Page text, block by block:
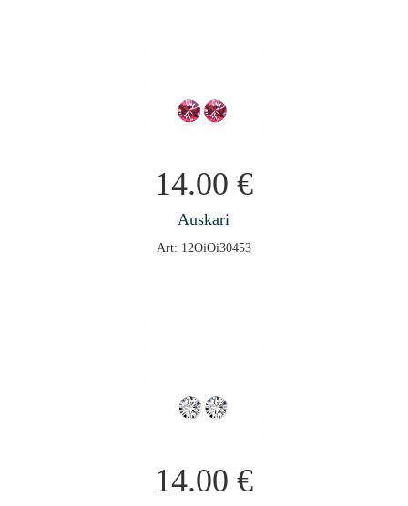
14.00 €
Auskari
Art: 12OiOi30453
14.00 €